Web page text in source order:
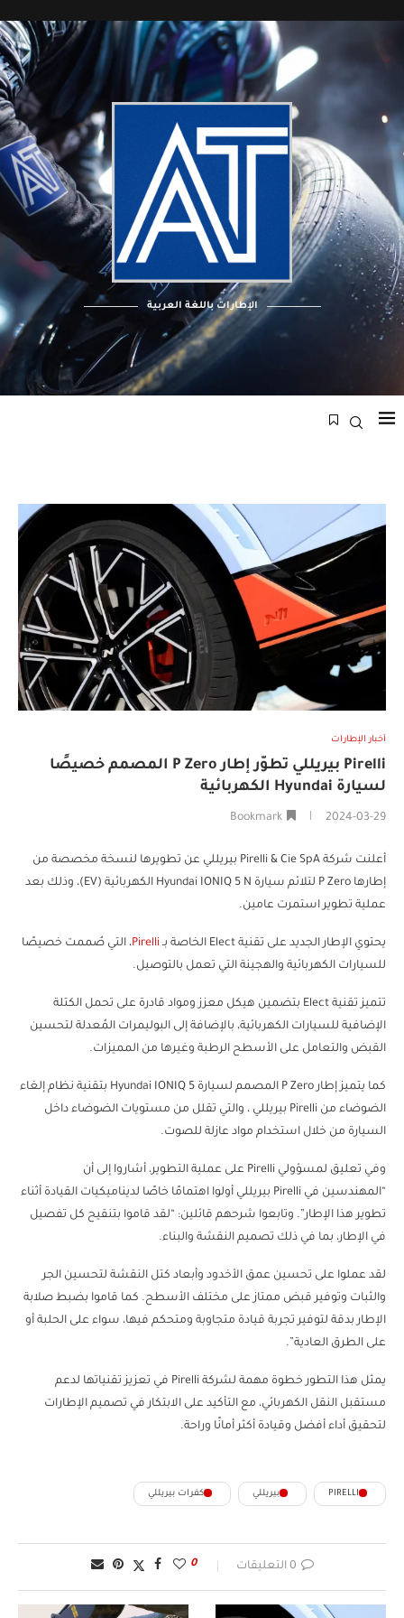
الإطارات باللغة العربية
أخبار الإطارات
Pirelli بيريللي تطوّر إطار P Zero المصمم خصيصًا
لسيارة Hyundai الكهربائية
2024-03-29
Bookmark
أعلنت شركة Pirelli & Cie SpA بيريللي عن تطويرها لنسخة مخصصة من
إطارها P Zero لتلائم سيارة Hyundai IONIQ 5 N الكهربائية (EV)، وذلك بعد
عملية تطوير استمرت عامين.
يحتوي الإطار الجديد على تقنية Elect الخاصة بـ Pirelli
، التي صُممت خصيصًا
للسيارات الكهربائية والهجينة التي تعمل بالتوصيل.
تتميز تقنية Elect بتضمين هيكل معزز ومواد قادرة على تحمل الكتلة
الإضافية للسيارات الكهربائية، بالإضافة إلى البوليمرات المُعدلة لتحسين
القبض والتعامل على الأسطح الرطبة وغيرها من المميزات.
كما يتميز إطار P Zero المصمم لسيارة Hyundai IONIQ 5 بتقنية نظام إلغاء
الضوضاء من Pirelli بيريللي ، والتي تقلل من مستويات الضوضاء داخل
السيارة من خلال استخدام مواد عازلة للصوت.
وفي تعليق لمسؤولي Pirelli على عملية التطوير، أشاروا إلى أن
“المهندسين في Pirelli بيريللي أولوا اهتمامًا خاصًا لديناميكيات القيادة أثناء
تطوير هذا الإطار”. وتابعوا شرحهم قائلين: “لقد قاموا بتنقيح كل تفصيل
في الإطار، بما في ذلك تصميم النقشة والبناء.
لقد عملوا على تحسين عمق الأخدود وأبعاد كتل النقشة لتحسين الجر
والثبات وتوفير قبض ممتاز على مختلف الأسطح. كما قاموا بضبط صلابة
الإطار بدقة لتوفير تجربة قيادة متجاوبة ومتحكم فيها، سواء على الحلبة أو
على الطرق العادية”.
يمثل هذا التطور خطوة مهمة لشركة Pirelli في تعزيز تقنياتها لدعم
مستقبل النقل الكهربائي، مع التأكيد على الابتكار في تصميم الإطارات
لتحقيق أداء أفضل وقيادة أكثر أمانًا وراحة.
PIRELLI بيريللي كفرات بيريللي
0 التعليقات 0